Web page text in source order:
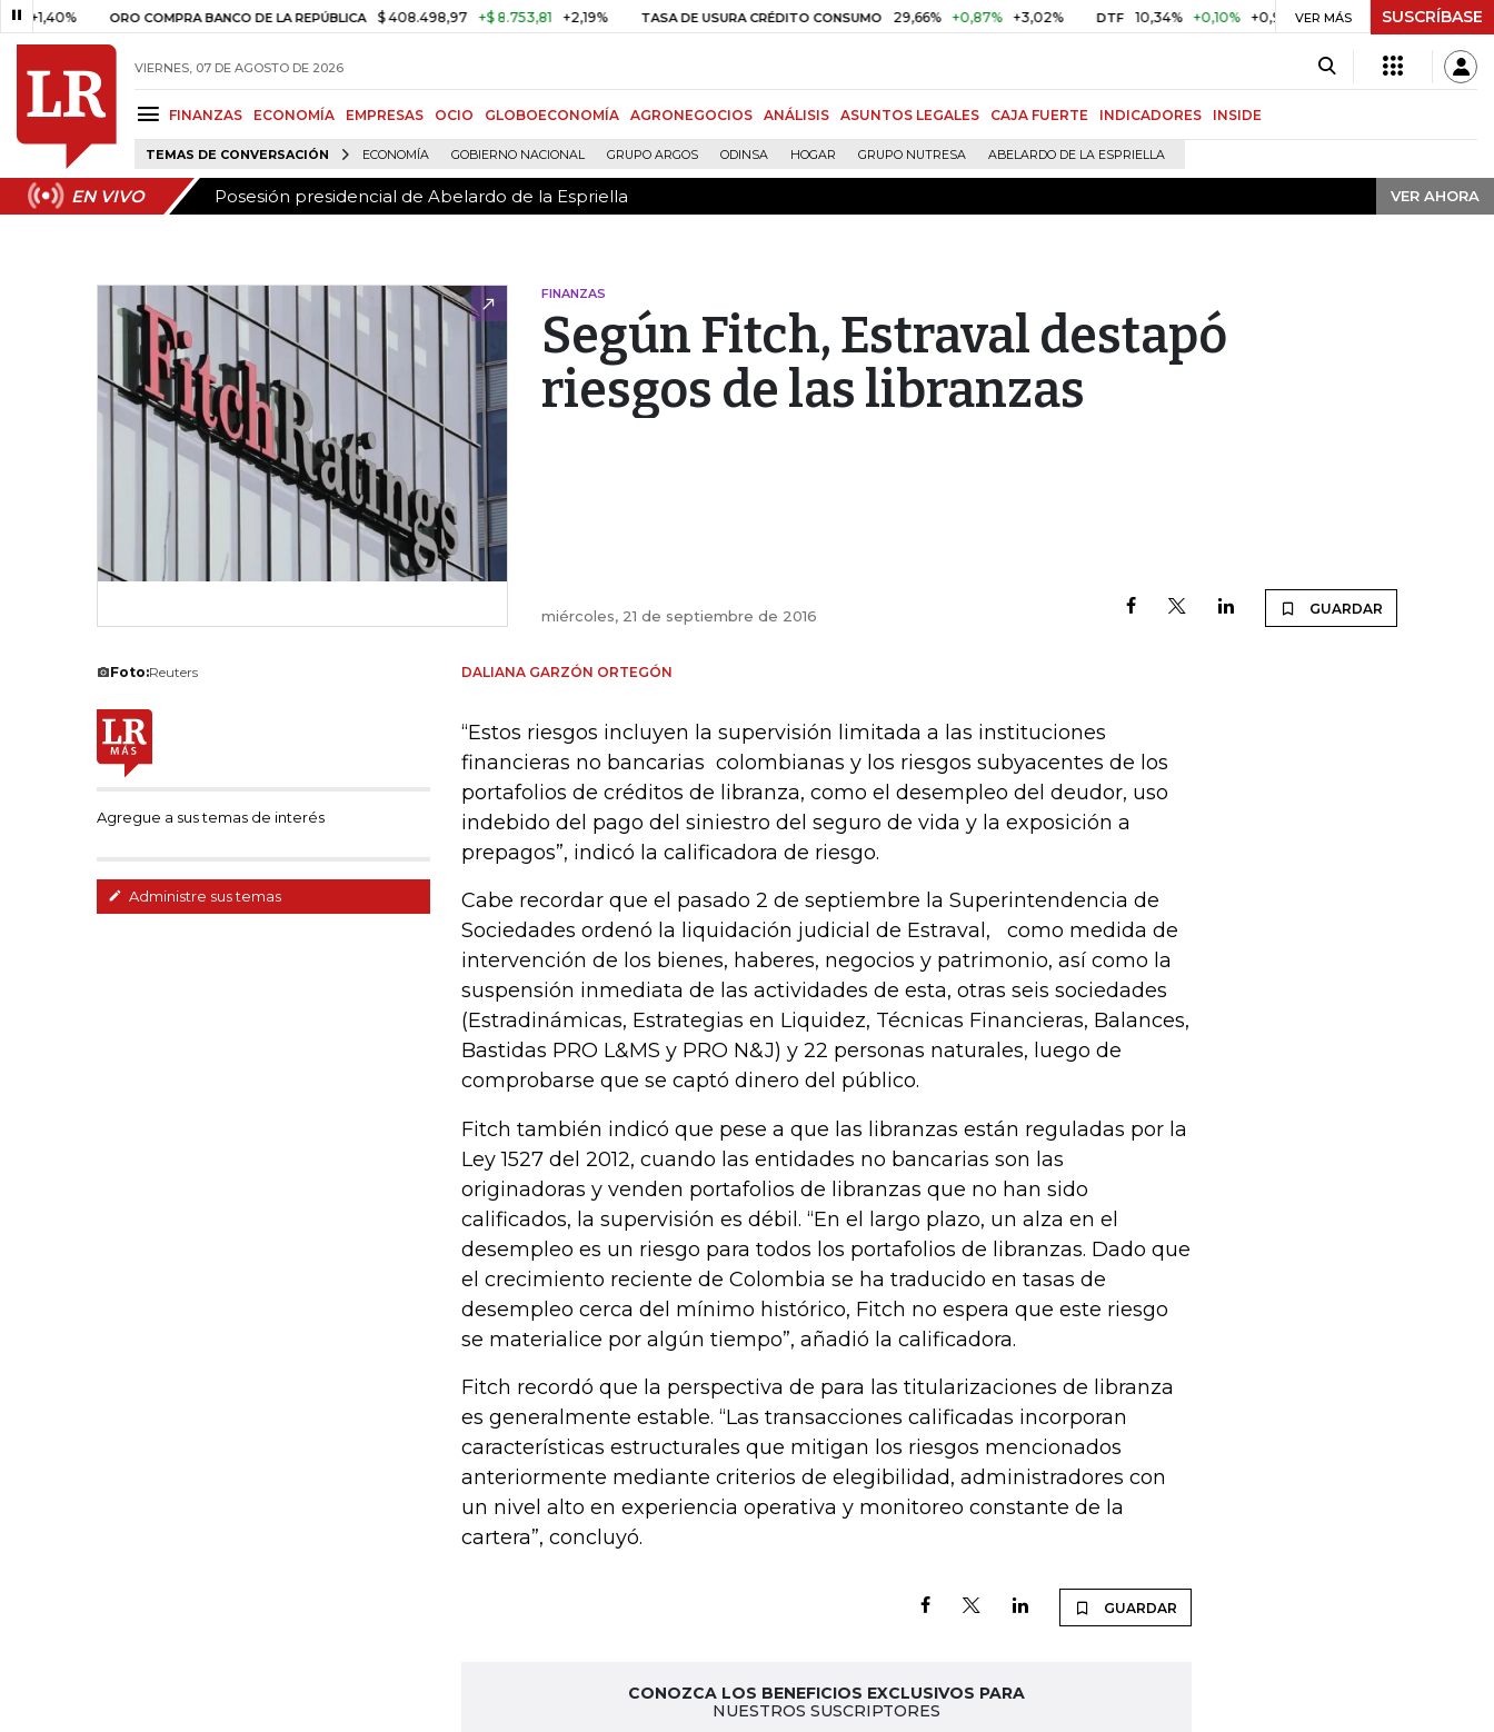
ORO COMPRA BANCO DE LA REPÚBLICA $ 408.498,97 +$ 8.753,81 +2,19% TASA DE USURA CRÉDITO CONSUMO 29,66% +0,87% +3,02% DTF 10,34% +0,10% +0,98% UVR $ 416,91 +$ 0,05 +0,01%
VER MÁS SUSCRÍBASE
VIERNES, 07 DE AGOSTO DE 2026
FINANZAS ECONOMÍA EMPRESAS OCIO GLOBOECONOMÍA AGRONEGOCIOS ANÁLISIS ASUNTOS LEGALES CAJA FUERTE INDICADORES INSIDE
TEMAS DE CONVERSACIÓN ECONOMÍA GOBIERNO NACIONAL GRUPO ARGOS ODINSA HOGAR GRUPO NUTRESA ABELARDO DE LA ESPRIELLA
EN VIVO Posesión presidencial de Abelardo de la Espriella VER AHORA
EN VIVO Posesión presidencial de Abelardo de la Espriella VER AHORA
FINANZAS
Según Fitch, Estraval destapó
riesgos de las libranzas
miércoles, 21 de septiembre de 2016 GUARDAR
Foto:Reuters
Agregue a sus temas de interés
Administre sus temas
DALIANA GARZÓN ORTEGÓN
“Estos riesgos incluyen la supervisión limitada a las instituciones
financieras no bancarias colombianas y los riesgos subyacentes de los
portafolios de créditos de libranza, como el desempleo del deudor, uso
indebido del pago del siniestro del seguro de vida y la exposición a
prepagos”, indicó la calificadora de riesgo.
Cabe recordar que el pasado 2 de septiembre la Superintendencia de
Sociedades ordenó la liquidación judicial de Estraval, como medida de
intervención de los bienes, haberes, negocios y patrimonio, así como la
suspensión inmediata de las actividades de esta, otras seis sociedades
(Estradinámicas, Estrategias en Liquidez, Técnicas Financieras, Balances,
Bastidas PRO L&MS y PRO N&J) y 22 personas naturales, luego de
comprobarse que se captó dinero del público.
Fitch también indicó que pese a que las libranzas están reguladas por la
Ley 1527 del 2012, cuando las entidades no bancarias son las
originadoras y venden portafolios de libranzas que no han sido
calificados, la supervisión es débil. “En el largo plazo, un alza en el
desempleo es un riesgo para todos los portafolios de libranzas. Dado que
el crecimiento reciente de Colombia se ha traducido en tasas de
desempleo cerca del mínimo histórico, Fitch no espera que este riesgo
se materialice por algún tiempo”, añadió la calificadora.
Fitch recordó que la perspectiva de para las titularizaciones de libranza
es generalmente estable. “Las transacciones calificadas incorporan
características estructurales que mitigan los riesgos mencionados
anteriormente mediante criterios de elegibilidad, administradores con
un nivel alto en experiencia operativa y monitoreo constante de la
cartera”, concluyó.
GUARDAR
CONOZCA LOS BENEFICIOS EXCLUSIVOS PARA
NUESTROS SUSCRIPTORES